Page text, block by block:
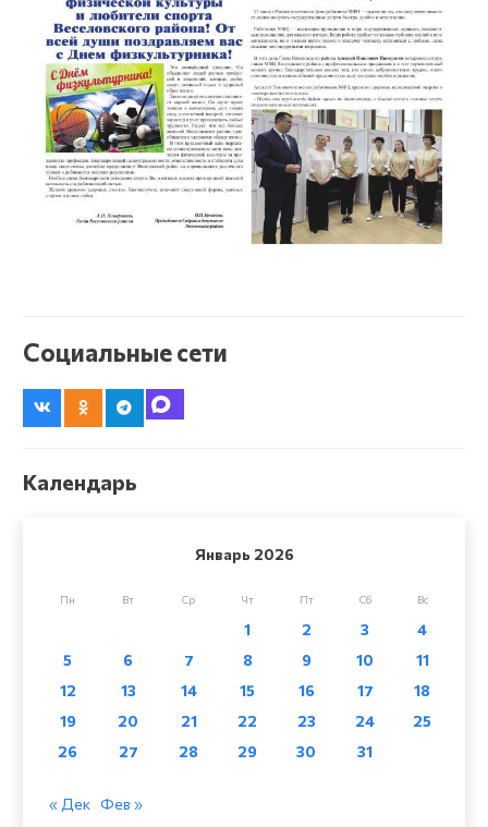
Социальные сети
Календарь
Январь 2026
Пн Вт Ср Чт Пт Сб Вс
1 2 3
4
5
6 7 8 9 10
11
12
13 14 15 16 17
18
19
20 21 22 23 24
25
26
27 28 29 30 31
« Дек Фев »